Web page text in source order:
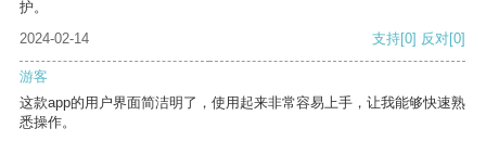
护。
2024-02-14
支持[0] 反对[0]
游客
这款app的用户界面简洁明了，使用起来非常容易上手，让我能够快速熟
悉操作。